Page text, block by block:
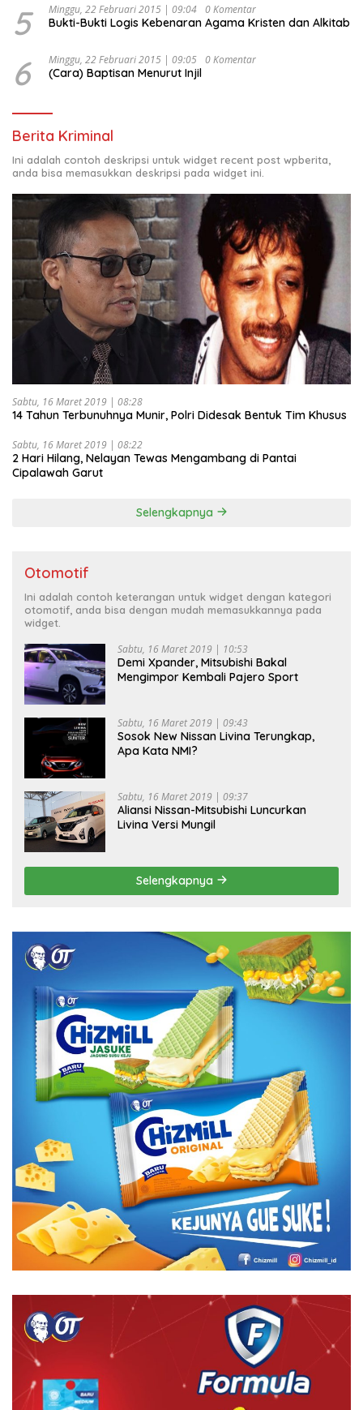
5 Minggu, 22 Februari 2015 | 09:04 0 Komentar
Bukti-Bukti Logis Kebenaran Agama Kristen dan Alkitab
6 Minggu, 22 Februari 2015 | 09:05 0 Komentar
(Cara) Baptisan Menurut Injil
Berita Kriminal
Ini adalah contoh deskripsi untuk widget recent post wpberita,
anda bisa memasukkan deskripsi pada widget ini.
Sabtu, 16 Maret 2019 | 08:28
14 Tahun Terbunuhnya Munir, Polri Didesak Bentuk Tim Khusus
Sabtu, 16 Maret 2019 | 08:22
2 Hari Hilang, Nelayan Tewas Mengambang di Pantai
Cipalawah Garut
Selengkapnya
Otomotif
Ini adalah contoh keterangan untuk widget dengan kategori
otomotif, anda bisa dengan mudah memasukkannya pada
widget.
Sabtu, 16 Maret 2019 | 10:53
Demi Xpander, Mitsubishi Bakal
Mengimpor Kembali Pajero Sport
Sabtu, 16 Maret 2019 | 09:43
Sosok New Nissan Livina Terungkap,
Apa Kata NMI?
Sabtu, 16 Maret 2019 | 09:37
Aliansi Nissan-Mitsubishi Luncurkan
Livina Versi Mungil
Selengkapnya